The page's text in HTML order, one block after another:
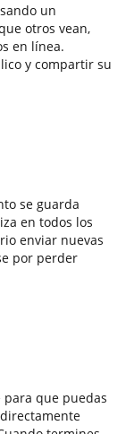
un
otros vean,
en línea.
y compartir su
se guarda
en todos los
enviar nuevas
por perder
para que puedas